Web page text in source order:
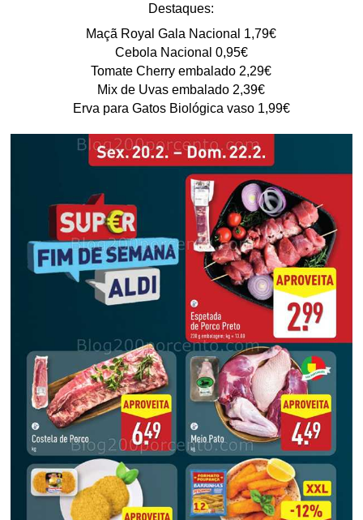
Destaques:
Maçã Royal Gala Nacional 1,79€
Cebola Nacional 0,95€
Tomate Cherry embalado 2,29€
Mix de Uvas embalado 2,39€
Erva para Gatos Biológica vaso 1,99€